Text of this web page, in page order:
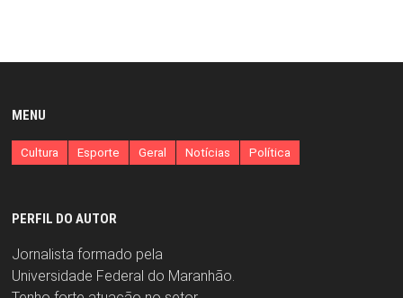
MENU
Cultura Esporte Geral Notícias Política
PERFIL DO AUTOR
Jornalista formado pela
Universidade Federal do Maranhão.